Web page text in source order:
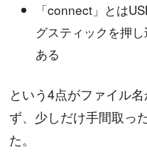
「connect」とは
グスティックを押
ある
という4点がファイル
ず、少しだけ手間取っ
た。